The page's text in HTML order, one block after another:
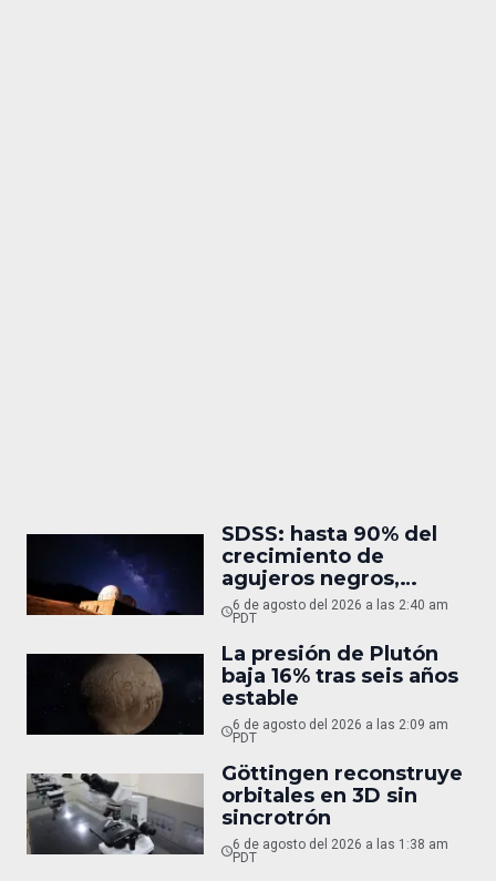
SDSS: hasta 90% del
crecimiento de
agujeros negros,
oculto
6 de agosto del 2026 a las 2:40 am
PDT
La presión de Plutón
baja 16% tras seis años
estable
6 de agosto del 2026 a las 2:09 am
PDT
Göttingen reconstruye
orbitales en 3D sin
sincrotrón
6 de agosto del 2026 a las 1:38 am
PDT